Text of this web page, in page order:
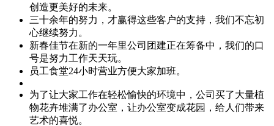
创造更美好的未来。
三十余年的努力，才赢得这些客户的支持，我们不忘初
心继续努力。
新春佳节在新的一年里公司团建正在筹备中，我们的口
号是努力工作天天玩。
员工食堂24小时营业方便大家加班。
为了让大家工作在轻松愉快的环境中，公司买了大量植
物花卉堆满了办公室，让办公室变成花园，给人们带来
艺术的喜悦。